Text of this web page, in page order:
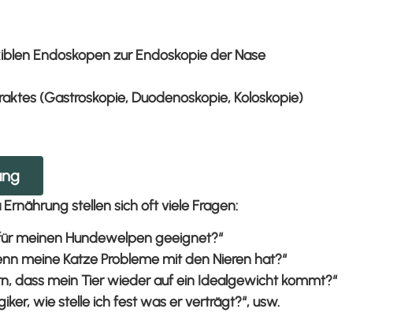
Endoskopen zur Endoskopie der Nase
(Gastroskopie, Duodenoskopie, Koloskopie)
stellen sich oft viele Fragen:
meinen Hundewelpen geeignet?“
meine Katze Probleme mit den Nieren hat?“
dass mein Tier wieder auf ein Idealgewicht kommt?“
wie stelle ich fest was er verträgt?“, usw.